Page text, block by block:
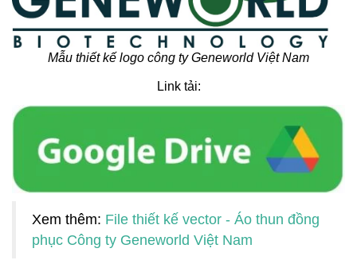
Mẫu thiết kế logo công ty Geneworld Việt Nam
Link tải:
Xem thêm: File thiết kế vector - Áo thun đồng
phục Công ty Geneworld Việt Nam